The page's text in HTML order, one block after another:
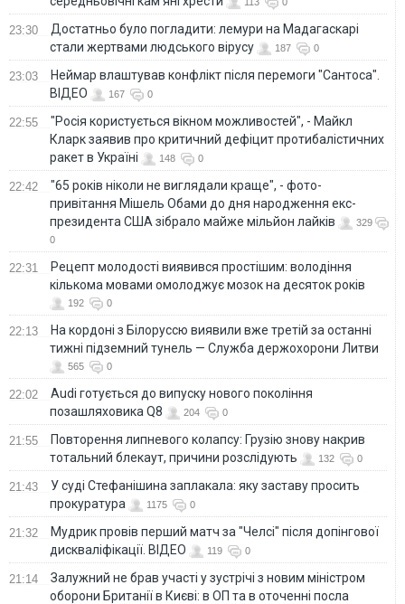
23:30
Достатньо було погладити: лемури на Мадагаскарі
стали жертвами людського вірусу
187 0
23:03
Неймар влаштував конфлікт після перемоги "Сантоса".
ВІДЕО
167 0
22:55
"Росія користується вікном можливостей", - Майкл
Кларк заявив про критичний дефіцит протибалістичних
ракет в Україні
148 0
22:42
"65 років ніколи не виглядали краще", - фото-
привітання Мішель Обами до дня народження екс-
президента США зібрало майже мільйон лайків
329
0
22:31
Рецепт молодості виявився простішим: володіння
кількома мовами омолоджує мозок на десяток років
192 0
22:13
На кордоні з Білоруссю виявили вже третій за останні
тижні підземний тунель — Служба держохорони Литви
565 0
22:02
Audi готується до випуску нового покоління
позашляховика Q8
204 0
21:55
Повторення липневого колапсу: Грузію знову накрив
тотальний блекаут, причини розслідують
132 0
21:43
У суді Стефанішина заплакала: яку заставу просить
прокуратура
1175 0
21:32
Мудрик провів перший матч за "Челсі" після допінгової
дискваліфікації. ВІДЕО
119 0
21:14
Залужний не брав участі у зустрічі з новим міністром
оборони Британії в Києві: в ОП та в оточенні посла